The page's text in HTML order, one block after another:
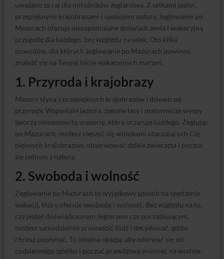
uważane za raj dla miłośników żeglarstwa. Z setkami jezior,
przepięknymi krajobrazami i spokojem natury, żeglowanie po
Mazurach oferuje niezapomniane doświadczenia i wakacyjną
przygodę dla każdego, bez względu na wiek. Oto kilka
powodów, dla których żeglowanie po Mazurach powinno
znaleźć się na Twojej liście wakacyjnych marzeń.
1. Przyroda i krajobrazy
Mazury słyną z przepięknych krajobrazów i dziewiczej
przyrody. Wspaniałe jeziora, zielone lasy i malownicze wyspy
tworzą niesamowitą scenerię, która oczaruje każdego. Żeglując
po Mazurach, możesz cieszyć się widokami otaczających Cię
pięknych krajobrazów, obserwować dzikie zwierzęta i poczuć
się jednym z naturą.
2. Swoboda i wolność
Żeglowanie po Mazurach to wyjątkowy sposób na spędzenie
wakacji, który oferuje swobodę i wolność. Bez względu na to,
czy jesteś doświadczonym żeglarzem czy początkującym,
możesz samodzielnie prowadzić łódź i decydować, gdzie
chcesz popłynąć. To idealna okazja, aby oderwać się od
codziennego zgiełku i poczuć prawdziwą wolność na wodzie.